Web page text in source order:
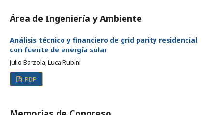
Área de Ingeniería y Ambiente
Análisis técnico y financiero de grid parity residencial
con fuente de energía solar
Julio Barzola, Luca Rubini
PDF